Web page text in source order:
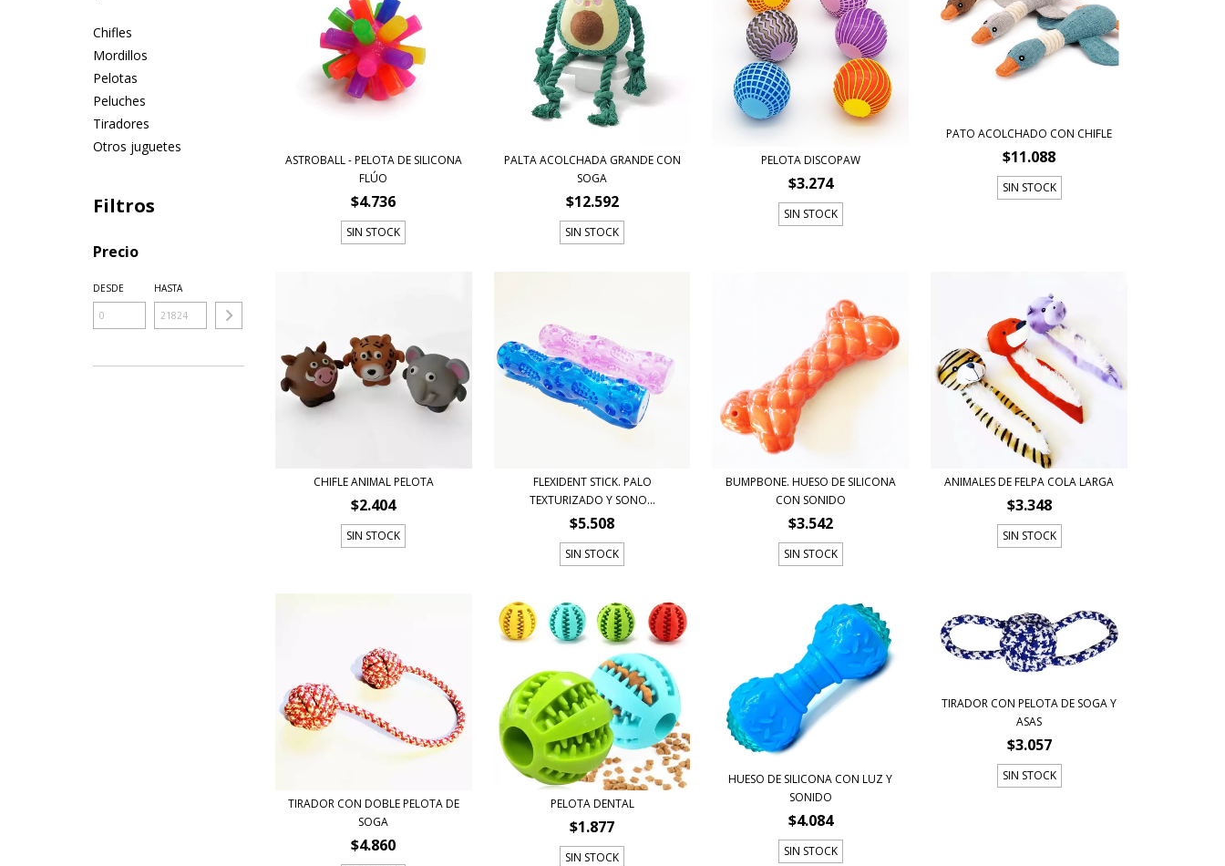
Chifles
Mordillos
Pelotas
Peluches
Tiradores
Otros juguetes
Filtros
Precio
DESDE HASTA
ASTROBALL - PELOTA DE SILICONA
FLÚO
$4.736
SIN STOCK
PALTA ACOLCHADA GRANDE CON
SOGA
$12.592
SIN STOCK
PELOTA DISCOPAW
$3.274
SIN STOCK
PATO ACOLCHADO CON CHIFLE
$11.088
SIN STOCK
CHIFLE ANIMAL PELOTA
$2.404
SIN STOCK
FLEXIDENT STICK. PALO
TEXTURIZADO Y SONO...
$5.508
SIN STOCK
BUMPBONE. HUESO DE SILICONA
CON SONIDO
$3.542
SIN STOCK
ANIMALES DE FELPA COLA LARGA
$3.348
SIN STOCK
TIRADOR CON DOBLE PELOTA DE
SOGA
$4.860
PELOTA DENTAL
$1.877
SIN STOCK
HUESO DE SILICONA CON LUZ Y
SONIDO
$4.084
SIN STOCK
TIRADOR CON PELOTA DE SOGA Y
ASAS
$3.057
SIN STOCK